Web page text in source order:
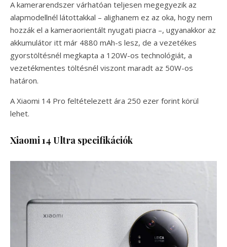
A kamerarendszer várhatóan teljesen megegyezik az
alapmodellnél látottakkal – alighanem ez az oka, hogy nem
hozzák el a kameraorientált nyugati piacra –, ugyanakkor az
akkumulátor itt már 4880 mAh-s lesz, de a vezetékes
gyorstöltésnél megkapta a 120W-os technológiát, a
vezetékmentes töltésnél viszont maradt az 50W-os
határon.
A Xiaomi 14 Pro feltételezett ára 250 ezer forint körül
lehet.
Xiaomi 14 Ultra specifikációk